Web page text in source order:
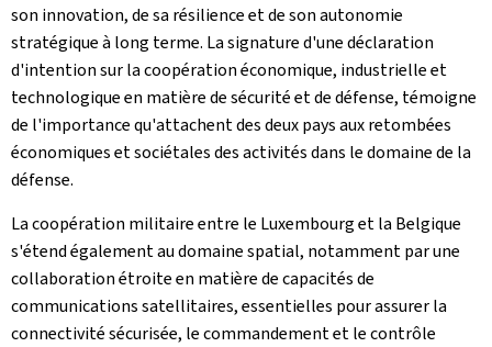
son innovation, de sa résilience et de son autonomie
stratégique à long terme. La signature d'une déclaration
d'intention sur la coopération économique, industrielle et
technologique en matière de sécurité et de défense, témoigne
de l'importance qu'attachent des deux pays aux retombées
économiques et sociétales des activités dans le domaine de la
défense.
La coopération militaire entre le Luxembourg et la Belgique
s'étend également au domaine spatial, notamment par une
collaboration étroite en matière de capacités de
communications satellitaires, essentielles pour assurer la
connectivité sécurisée, le commandement et le contrôle